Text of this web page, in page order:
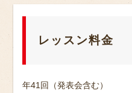
レッスン料金
年41回（発表会含む）